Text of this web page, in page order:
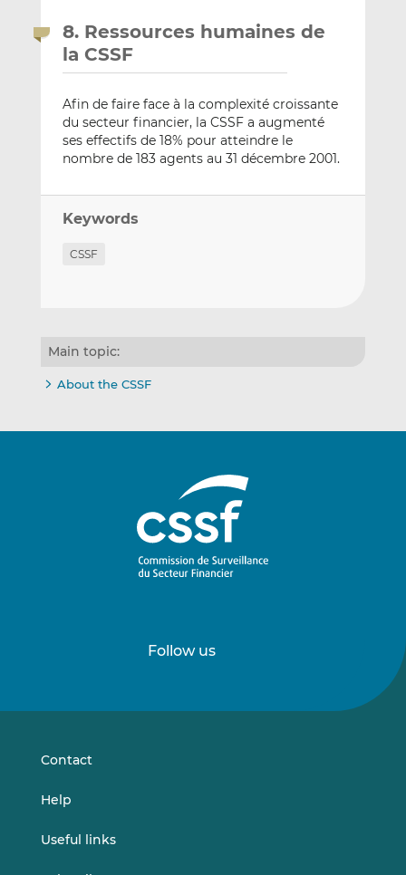
8. Ressources humaines de
la CSSF
Afin de faire face à la complexité croissante
du secteur financier, la CSSF a augmenté
ses effectifs de 18% pour atteindre le
nombre de 183 agents au 31 décembre 2001.
Keywords
CSSF
Main topic:
About the CSSF
Follow us
onon
Contact
Help
Useful links